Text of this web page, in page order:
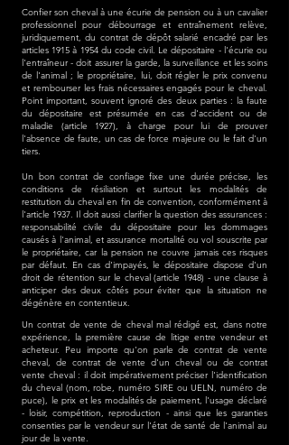
Confier son cheval à une écurie de pension ou à un cavalier
professionnel pour débourrage et entraînement relève,
juridiquement, du contrat de dépôt salarié encadré par les
articles 1915 à 1954 du code civil. Le dépositaire - l'écurie ou
l'entraîneur - doit assurer la garde, la surveillance et les soins
de l'animal ; le propriétaire, lui, doit régler le prix convenu
et rembourser les frais nécessaires engagés pour le cheval.
Point important, souvent ignoré des deux parties : la faute
du dépositaire est présumée en cas d'accident ou de
maladie (article 1927), à charge pour lui de prouver
l'absence de faute, un cas de force majeure ou le fait d'un
tiers.
Un bon contrat de confiage fixe une durée précise, les
conditions de résiliation et surtout les modalités de
restitution du cheval en fin de convention, conformément à
l'article 1937. Il doit aussi clarifier la question des assurances :
responsabilité civile du dépositaire pour les dommages
causés à l'animal, et assurance mortalité ou vol souscrite par
le propriétaire, car la pension ne couvre jamais ces risques
par défaut. En cas d'impayés, le dépositaire dispose d'un
droit de rétention sur le cheval (article 1948) - une clause à
anticiper des deux côtés pour éviter que la situation ne
dégénère en contentieux.
Un contrat de vente de cheval mal rédigé est, dans notre
expérience, la première cause de litige entre vendeur et
acheteur. Peu importe qu'on parle de contrat de vente
cheval, de contrat de vente d'un cheval ou de contrat
vente cheval : il doit impérativement préciser l'identification
du cheval (nom, robe, numéro SIRE ou UELN, numéro de
puce), le prix et les modalités de paiement, l'usage déclaré
- loisir, compétition, reproduction - ainsi que les garanties
consenties par le vendeur sur l'état de santé de l'animal au
jour de la vente.